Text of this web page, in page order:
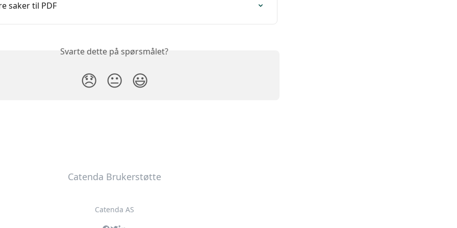
saker til PDF
Svarte dette på spørsmålet?
😞 😐 😃
Catenda Brukerstøtte
Catenda AS